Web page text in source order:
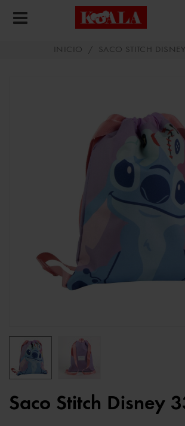
INICIO / SACO STITCH
Saco Stitch Disney